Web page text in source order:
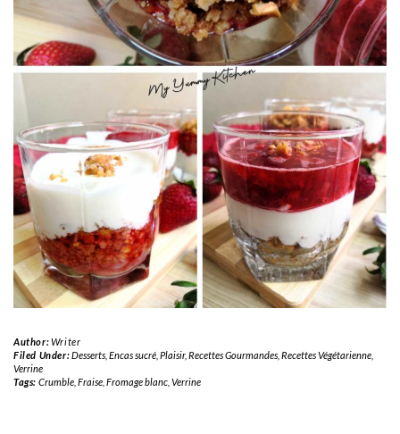
Author:Writer
Filed Under:Desserts, Encas sucré, Plaisir, Recettes Gourmandes, Recettes Végétarienne,
Verrine
Tags: Crumble, Fraise, Fromage blanc, Verrine